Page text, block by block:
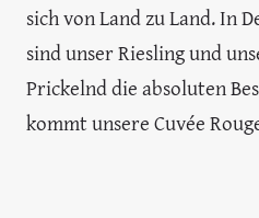
sich von Land zu Land. In
sind unser Riesling und
Prickelnd die absoluten
kommt unsere Cuvée